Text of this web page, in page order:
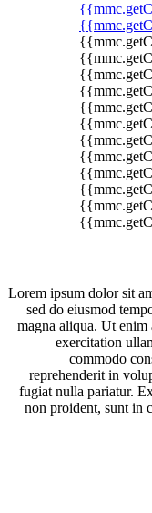
Lorem ipsum dolor sit
sed do eiusmod
magna aliqua. Ut
exercitation
commodo
reprehenderit in
fugiat nulla pariatur.
non proident, sunt in